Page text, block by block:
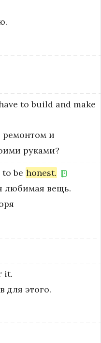
to build and make
ремонтом и
руками?
to be honest.
любимая вещь.
it.
для этого.